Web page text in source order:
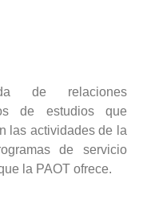
de relaciones
de estudios que
las actividades de la
de servicio
la PAOT ofrece.